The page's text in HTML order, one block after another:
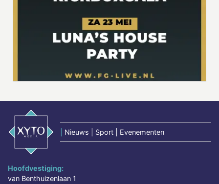
Nieuws | Sport | Evenementen
Hoofdvestiging:
van Benthuizenlaan 1